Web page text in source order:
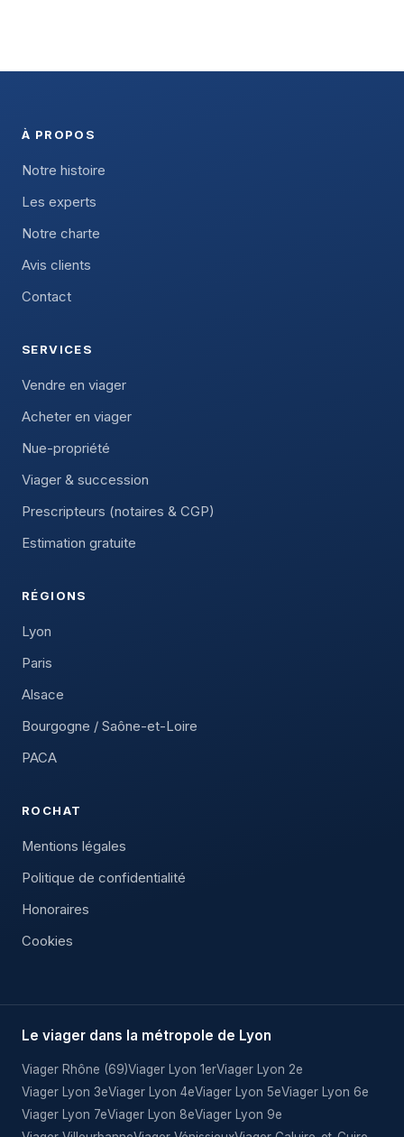
À PROPOS
Notre histoire
Les experts
Notre charte
Avis clients
Contact
SERVICES
Vendre en viager
Acheter en viager
Nue-propriété
Viager & succession
Prescripteurs (notaires & CGP)
Estimation gratuite
RÉGIONS
Lyon
Paris
Alsace
Bourgogne / Saône-et-Loire
PACA
ROCHAT
Mentions légales
Politique de confidentialité
Honoraires
Cookies
Le viager dans la métropole de Lyon
Viager Rhône (69)Viager Lyon 1erViager Lyon 2e
Viager Lyon 3eViager Lyon 4eViager Lyon 5eViager Lyon 6e
Viager Lyon 7eViager Lyon 8eViager Lyon 9e